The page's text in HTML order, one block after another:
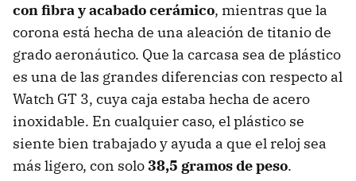
con fibra y acabado cerámico, mientras que la
corona está hecha de una aleación de titanio de
grado aeronáutico. Que la carcasa sea de plástico
es una de las grandes diferencias con respecto al
Watch GT 3, cuya caja estaba hecha de acero
inoxidable. En cualquier caso, el plástico se
siente bien trabajado y ayuda a que el reloj sea
más ligero, con solo38,5 gramos de peso.